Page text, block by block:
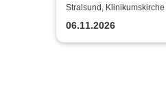
- Konzert im
Stralsund, Klinikumskirche
06.11.2026